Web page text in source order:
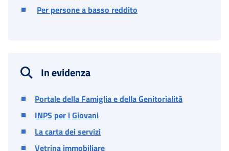
Per persone a basso reddito
In evidenza
Portale della Famiglia e della Genitorialità
INPS per i Giovani
La carta dei servizi
Vetrina immobiliare